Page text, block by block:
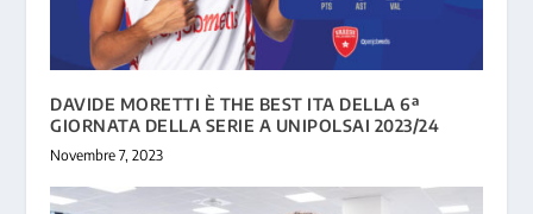
DAVIDE MORETTI È THE BEST ITA DELLA 6ª
GIORNATA DELLA SERIE A UNIPOLSAI 2023/24
Novembre 7, 2023